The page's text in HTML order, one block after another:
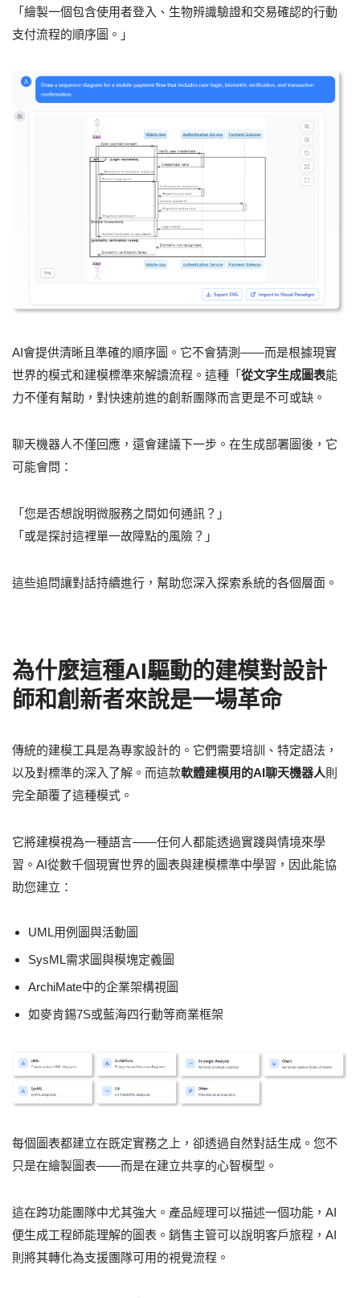
「繪製一個包含使用者登入、生物辨識驗證和交易確認的行動
支付流程的順序圖。」
AI會提供清晰且準確的順序圖。它不會猜測——而是根據現實
世界的模式和建模標準來解讀流程。這種「 從文字生成圖表能
力不僅有幫助，對快速前進的創新團隊而言更是不可或缺。
聊天機器人不僅回應，還會建議下一步。在生成部署圖後，它
可能會問：
「您是否想說明微服務之間如何通訊？」
「或是探討這裡單一故障點的風險？」
這些追問讓對話持續進行，幫助您深入探索系統的各個層面。
為什麼這種AI驅動的建模對設計
師和創新者來說是一場革命
傳統的建模工具是為專家設計的。它們需要培訓、特定語法，
以及對標準的深入了解。而這款軟體建模用的AI聊天機器人則
完全顛覆了這種模式。
它將建模視為一種語言——任何人都能透過實踐與情境來學
習。AI從數千個現實世界的圖表與建模標準中學習，因此能協
助您建立：
UML用例圖與活動圖
SysML需求圖與模塊定義圖
ArchiMate中的企業架構視圖
如麥肯錫7S或藍海四行動等商業框架
每個圖表都建立在既定實務之上，卻透過自然對話生成。您不
只是在繪製圖表——而是在建立共享的心智模型。
這在跨功能團隊中尤其強大。產品經理可以描述一個功能，AI
便生成工程師能理解的圖表。銷售主管可以說明客戶旅程，AI
則將其轉化為支援團隊可用的視覺流程。